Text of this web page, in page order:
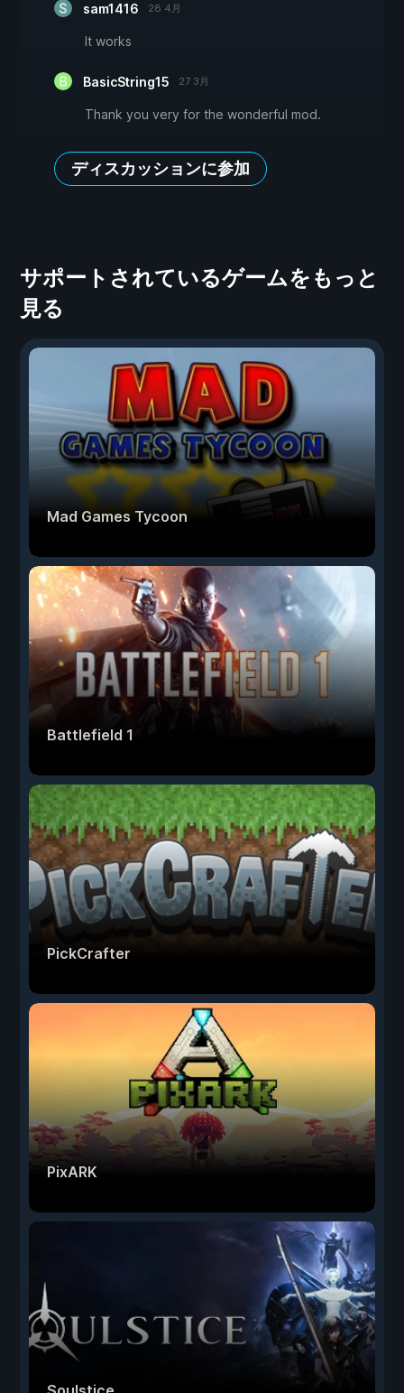
sam1416 28 4月
It works
BasicString15 27 3月
Thank you very for the wonderful mod.
ディスカッションに参加
サポートされているゲームをもっと
見る
Mad Games Tycoon
Battlefield 1
PickCrafter
PixARK